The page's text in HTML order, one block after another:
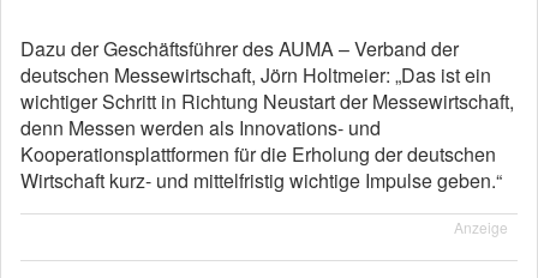
Dazu der Geschäftsführer des AUMA – Verband der
deutschen Messewirtschaft, Jörn Holtmeier: „Das ist ein
wichtiger Schritt in Richtung Neustart der Messewirtschaft,
denn Messen werden als Innovations- und
Kooperationsplattformen für die Erholung der deutschen
Wirtschaft kurz- und mittelfristig wichtige Impulse geben.“
Anzeige